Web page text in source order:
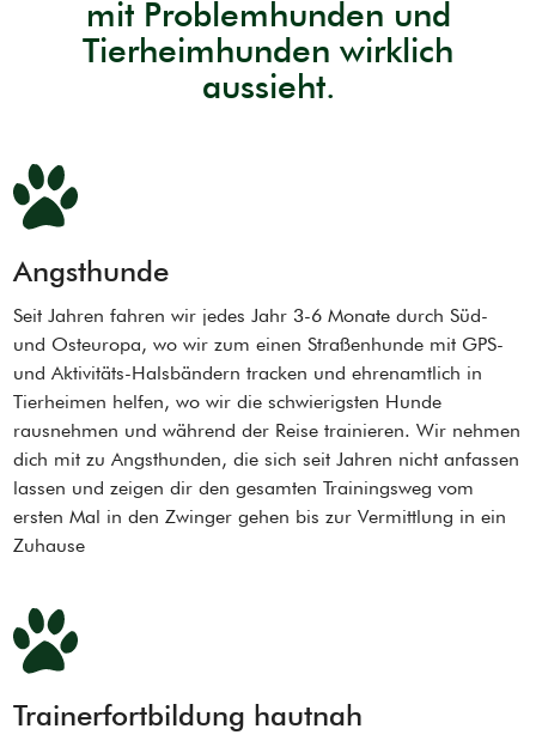
mit Problemhunden und
Tierheimhunden wirklich
aussieht.
Angsthunde
Seit Jahren fahren wir jedes Jahr 3-6 Monate durch Süd-
und Osteuropa, wo wir zum einen Straßenhunde mit GPS-
und Aktivitäts-Halsbändern tracken und ehrenamtlich in
Tierheimen helfen, wo wir die schwierigsten Hunde
rausnehmen und während der Reise trainieren. Wir nehmen
dich mit zu Angsthunden, die sich seit Jahren nicht anfassen
lassen und zeigen dir den gesamten Trainingsweg vom
ersten Mal in den Zwinger gehen bis zur Vermittlung in ein
Zuhause
Trainerfortbildung hautnah